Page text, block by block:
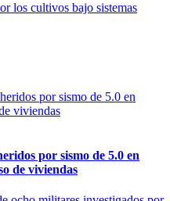
los cultivos bajo sistemas
por sismo de 5.0 en
de viviendas